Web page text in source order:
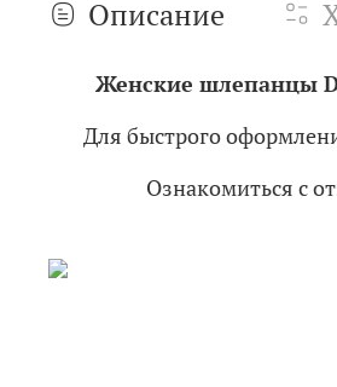
Описание
Женские шлепанцы
Для быстрого
Ознакомиться с